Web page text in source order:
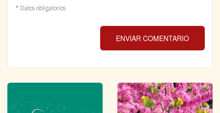
* Datos obligatorios
ENVIAR COMENTARIO